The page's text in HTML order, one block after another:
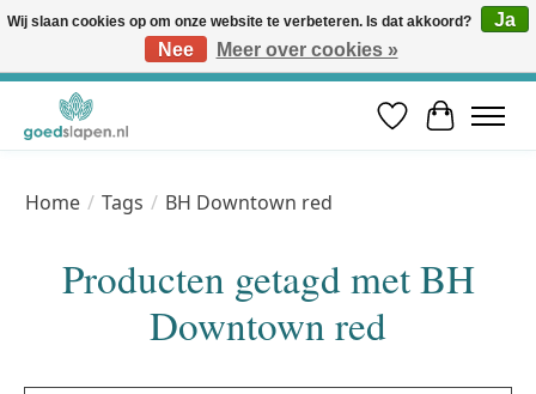
Vóór 12u besteld, volgende werkdag in huis* | Gratis verzending vanaf €50 | Professioneel slaapadvies
Verlanglijst
Home / Tags / BH Downtown red
Producten getagd met BH
Downtown red
Wij slaan cookies op om onze website te verbeteren. Is dat akkoord?
Ja
Nee
Meer over cookies »